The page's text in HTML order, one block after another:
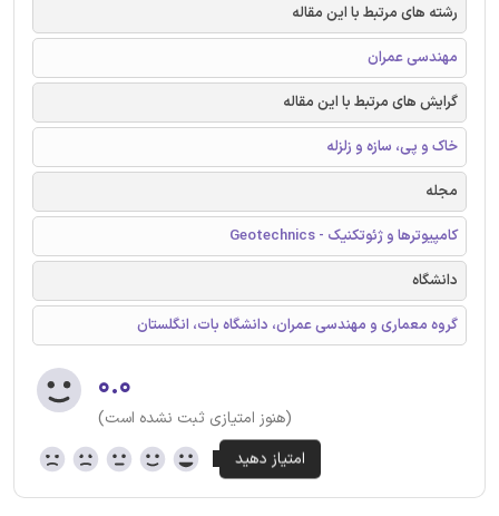
رشته های مرتبط با این مقاله
مهندسی عمران
گرایش های مرتبط با این مقاله
خاک و پی، سازه و زلزله
مجله
کامپیوترها و ژئوتکنیک - Geotechnics
دانشگاه
گروه معماری و مهندسی عمران، دانشگاه بات، انگلستان
۰.۰
(هنوز امتیازی ثبت نشده است)